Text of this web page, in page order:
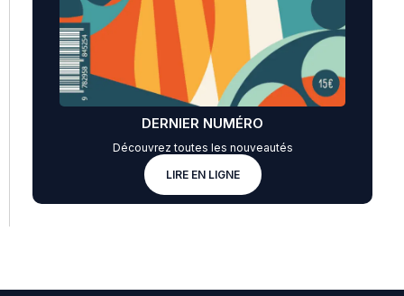
DERNIER NUMÉRO
Découvrez toutes les nouveautés
LIRE EN LIGNE